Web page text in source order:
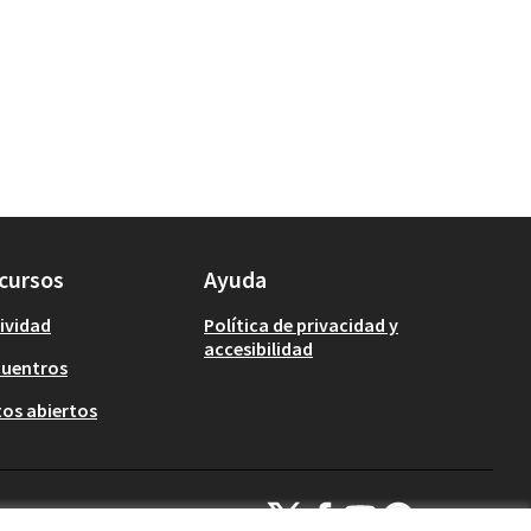
abiertos
Ayuda
Política de privacidad y
accesibilidad
Decidim Calafell en X
Decidim Calafell en Facebook
Decidim Calafell en
Decidim Calafell en